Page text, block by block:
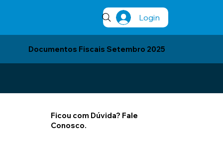
Login
Documentos Fiscais Setembro 2025
Ficou com Dúvida? Fale
Conosco.